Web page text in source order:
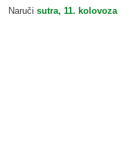
Capslab
Naruči sutra, 11. kolovoza